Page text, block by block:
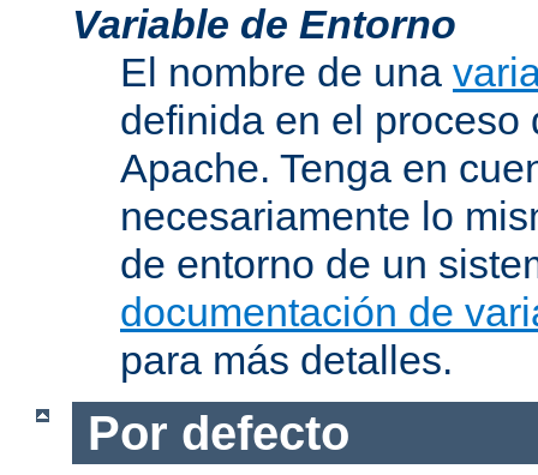
Variable de Entorno
El nombre de una
definida en el proceso
Apache. Tenga en
necesariamente lo
de entorno de un
documentación de
para más detalles.
Por defecto